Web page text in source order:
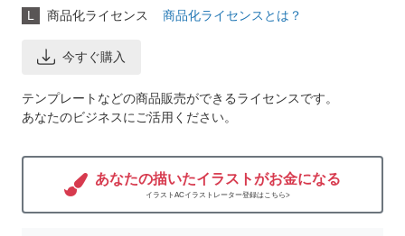
L 商品化ライセンス 商品化ライセンスとは？
今すぐ購入
テンプレートなどの商品販売ができるライセンスです。
あなたのビジネスにご活用ください。
あなたの描いたイラストがお金になる
イラストACイラストレーター登録はこちら>